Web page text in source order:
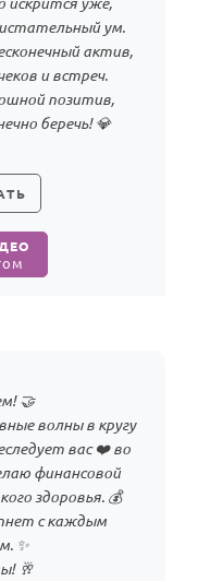
ум.
актив,
и встреч.
позитив,
беречь! 💎
🤝
волны в кругу
вас ❤️ во
финансовой
здоровья. 💰
с каждым
✨
🥂